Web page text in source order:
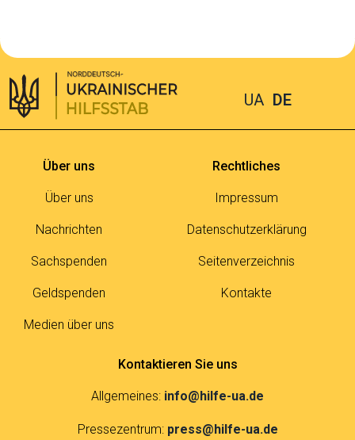
UA DE
Über uns
Über uns
Nachrichten
Sachspenden
Geldspenden
Medien über uns
Rechtliches
Impressum
Datenschutzerklärung
Seitenverzeichnis
Kontakte
Kontaktieren Sie uns
Allgemeines: info@hilfe-ua.de
Pressezentrum: press@hilfe-ua.de